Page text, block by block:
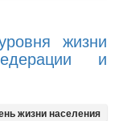
жизни
и
жизни населения